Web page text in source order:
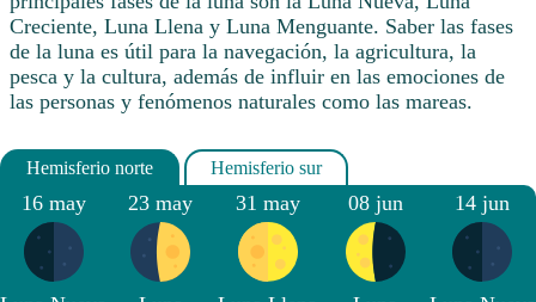
Creciente, Luna Llena y Luna Menguante. Saber las fases
de la luna es útil para la navegación, la agricultura, la
pesca y la cultura, además de influir en las emociones de
las personas y fenómenos naturales como las mareas.
16 may 23 may 31 may 08 jun 14 jun